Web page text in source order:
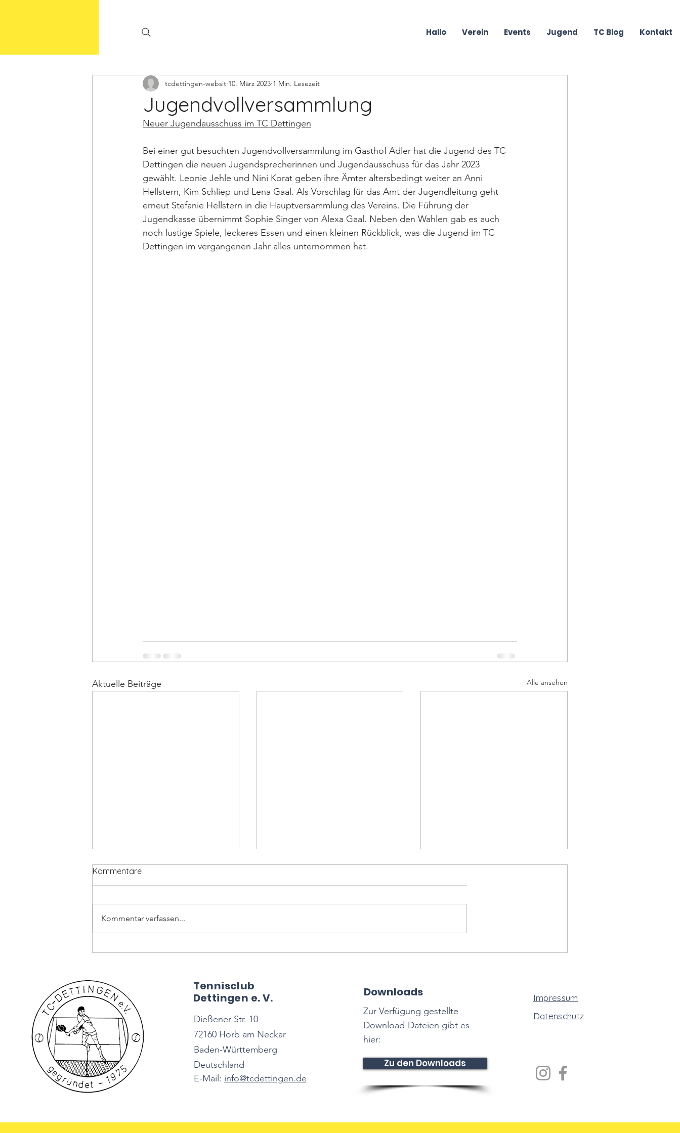
Hallo Verein Events Jugend TC Blog Kontakt
Jugendvollversammlung
tcdettingen-websit 10. März 2023 1 Min. Lesezeit
Neuer Jugendausschuss im TC Dettingen
Bei einer gut besuchten Jugendvollversammlung im Gasthof Adler hat die Jugend des TC
Dettingen die neuen Jugendsprecherinnen und Jugendausschuss für das Jahr 2023
gewählt. Leonie Jehle und Nini Korat geben ihre Ämter altersbedingt weiter an Anni
Hellstern, Kim Schliep und Lena Gaal. Als Vorschlag für das Amt der Jugendleitung geht
erneut Stefanie Hellstern in die Hauptversammlung des Vereins. Die Führung der
Jugendkasse übernimmt Sophie Singer von Alexa Gaal. Neben den Wahlen gab es auch
noch lustige Spiele, leckeres Essen und einen kleinen Rückblick, was die Jugend im TC
Dettingen im vergangenen Jahr alles unternommen hat.
Aktuelle Beiträge Alle ansehen
Kommentare
Kommentar verfassen...
Tennisclub
Dettingen e. V.
Dießener Str. 10
72160 Horb am Neckar
Baden-Württemberg
Deutschland
E-Mail: info@tcdettingen.de
Downloads
Zur Verfügung gestellte
Download-Dateien gibt es
hier:
Zu den Downloads
Impressum
Datenschutz